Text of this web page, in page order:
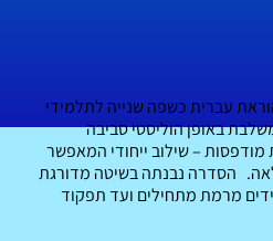
עברית כשפה שנייה לתלמידי
באופן הוליסטי סביבה
– שילוב ייחודי המאפשר
הסדרה נבנתה בשיטה מדורגת
מרמת מתחילים ועד תפקוד